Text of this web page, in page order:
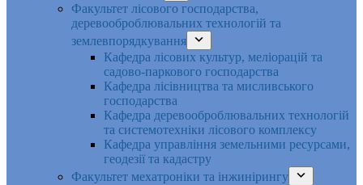
Факультет лісового господарства,
деревооброблювальних технологій та
землевпорядкування
Кафедра лісових культур, меліорацій та
садово-паркового господарства
Кафедра лісівництва та мисливського
господарства
Кафедра деревооброблювальних технологій
та системотехніки лісового комплексу
Кафедра управління земельними ресурсами,
геодезії та кадастру
Факультет мехатроніки та інжинірингу